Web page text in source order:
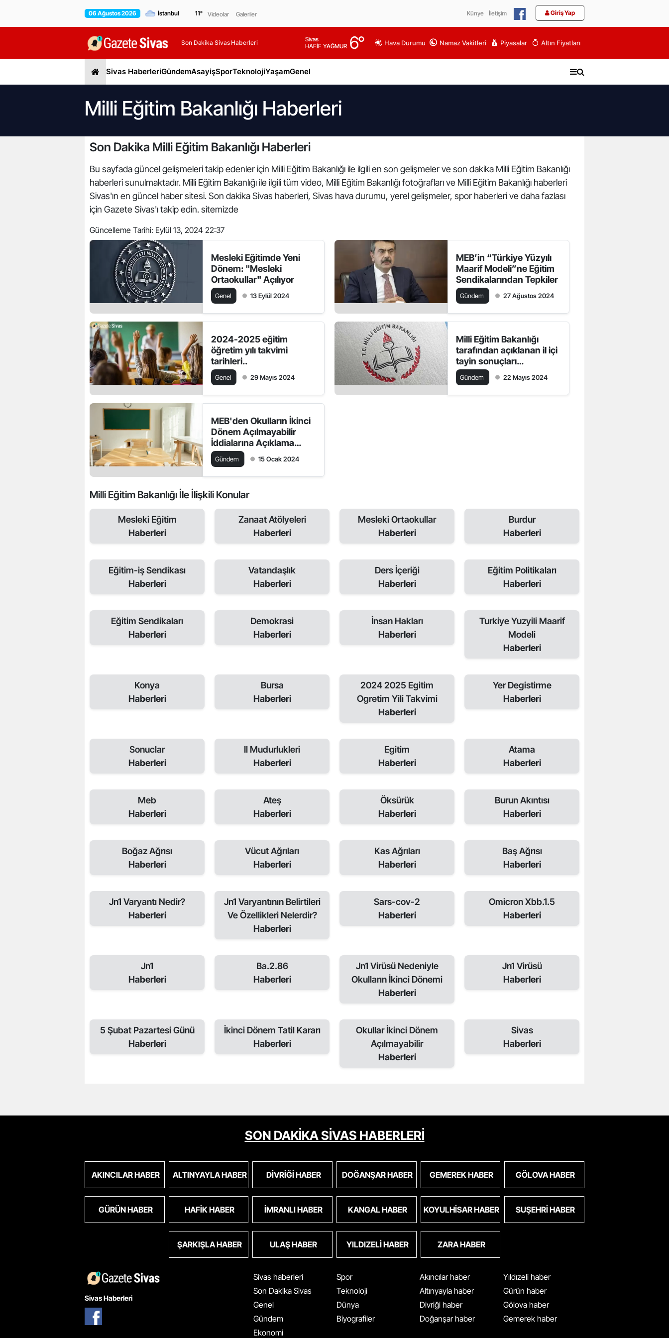
06 Ağustos 2026 11° Videolar Galeriler Künye İletişim Giriş Yap
Son Dakika Sivas Haberleri
Sivas
HAFİF YAĞMUR 6° Hava Durumu Namaz Vakitleri Piyasalar Altın Fiyatları
Sivas HaberleriGündemAsayişSporTeknolojiYaşamGenel
Milli Eğitim Bakanlığı Haberleri
Son Dakika Milli Eğitim Bakanlığı Haberleri
Bu sayfada güncel gelişmeleri takip edenler için Milli Eğitim Bakanlığı ile ilgili en son gelişmeler ve son dakika Milli Eğitim Bakanlığı
haberleri sunulmaktadır. Milli Eğitim Bakanlığı ile ilgili tüm video, Milli Eğitim Bakanlığı fotoğrafları ve Milli Eğitim Bakanlığı haberleri
Sivas'ın en güncel haber sitesi. Son dakika Sivas haberleri, Sivas hava durumu, yerel gelişmeler, spor haberleri ve daha fazlası
için Gazete Sivas'ı takip edin. sitemizde
Güncelleme Tarihi: Eylül 13, 2024 22:37
Mesleki Eğitimde Yeni
Dönem: "Mesleki
Ortaokullar" Açılıyor
Genel 13 Eylül 2024
MEB’in “Türkiye Yüzyılı
Maarif Modeli”ne Eğitim
Sendikalarından Tepkiler
Gündem 27 Ağustos 2024
2024-2025 eğitim
öğretim yılı takvimi
tarihleri..
Genel 29 Mayıs 2024
Milli Eğitim Bakanlığı
tarafından açıklanan il içi
tayin sonuçları
bekleniyor
Gündem 22 Mayıs 2024
MEB'den Okulların İkinci
Dönem Açılmayabilir
İddialarına Açıklama
Geldi
Gündem 15 Ocak 2024
Milli Eğitim Bakanlığı İle İlişkili Konular
Mesleki Eğitim
Haberleri
Zanaat Atölyeleri
Haberleri
Mesleki Ortaokullar
Haberleri
Burdur
Haberleri
Eğitim-iş Sendikası
Haberleri
Vatandaşlık
Haberleri
Ders İçeriği
Haberleri
Eğitim Politikaları
Haberleri
Eğitim Sendikaları
Haberleri
Demokrasi
Haberleri
İnsan Hakları
Haberleri
Turkiye Yuzyili Maarif
Modeli
Haberleri
Konya
Haberleri
Bursa
Haberleri
2024 2025 Egitim
Ogretim Yili Takvimi
Haberleri
Yer Degistirme
Haberleri
Sonuclar
Haberleri
Il Mudurlukleri
Haberleri
Egitim
Haberleri
Atama
Haberleri
Meb
Haberleri
Ateş
Haberleri
Öksürük
Haberleri
Burun Akıntısı
Haberleri
Boğaz Ağrısı
Haberleri
Vücut Ağrıları
Haberleri
Kas Ağrıları
Haberleri
Baş Ağrısı
Haberleri
Jn1 Varyantı Nedir?
Haberleri
Jn1 Varyantının Belirtileri
Ve Özellikleri Nelerdir?
Haberleri
Sars-cov-2
Haberleri
Omicron Xbb.1.5
Haberleri
Jn1
Haberleri
Ba.2.86
Haberleri
Jn1 Virüsü Nedeniyle
Okulların İkinci Dönemi
Haberleri
Jn1 Virüsü
Haberleri
5 Şubat Pazartesi Günü
Haberleri
İkinci Dönem Tatil Kararı
Haberleri
Okullar İkinci Dönem
Açılmayabilir
Haberleri
Sivas
Haberleri
SON DAKİKA SİVAS HABERLERİ
AKINCILAR HABER ALTINYAYLA HABER DIVRIĞI HABER DOĞANŞAR HABER GEMEREK HABER GÖLOVA HABER
GÜRÜN HABER HAFIK HABER İMRANLI HABER KANGAL HABER KOYULHISAR HABER SUŞEHRI HABER
ŞARKIŞLA HABER ULAŞ HABER YILDIZELI HABER ZARA HABER
Sivas Haberleri
Sivas haberleri
Son Dakika Sivas
Genel
Gündem
Ekonomi
Spor
Teknoloji
Dünya
Biyografiler
Akıncılar haber
Altınyayla haber
Divriği haber
Doğanşar haber
Yıldızeli haber
Gürün haber
Gölova haber
Gemerek haber